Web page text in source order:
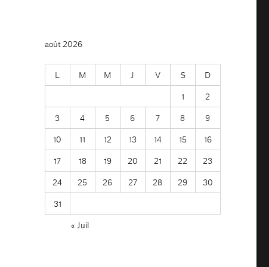
août 2026
L M M J V S
D
1
2
3
4 5 6 7 8
9
10
11 12 13 14 15
16
17
18 19 20 21 22
23
24
25 26 27 28 29
30
31
« Juil